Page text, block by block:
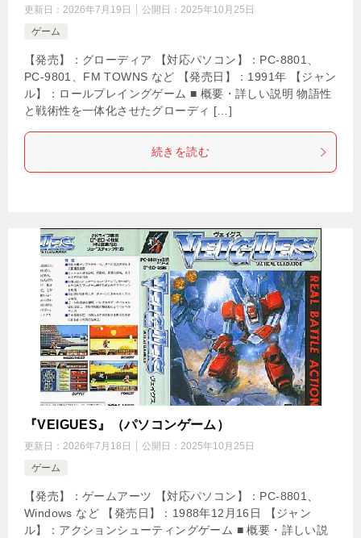
更新日： 2026年7月19日 公開日： 2025年10月25日
ゲーム
【発売】：グローディア 【対応パソコン】：PC-8801、
PC-9801、FM TOWNS など 【発売日】：1991年 【ジャン
ル】：ロールプレイングゲーム ■ 概要・詳しい説明 物語性
と戦術性を一体化させたグローディ […]
続きを読む
『VEIGUES』（パソコンゲーム）
更新日： 2026年7月18日 公開日： 2025年10月25日
ゲーム
【発売】：ゲームアーツ 【対応パソコン】：PC-8801、
Windows など 【発売日】：1988年12月16日 【ジャン
ル】：アクションシューティングゲーム ■ 概要・詳しい説